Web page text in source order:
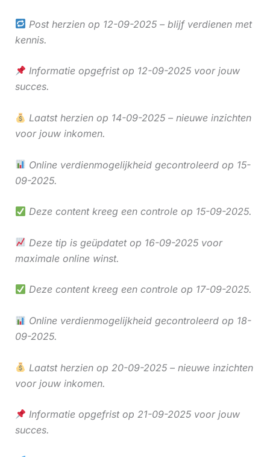
Post herzien op 12-09-2025 – blijf verdienen met
kennis.
Informatie opgefrist op 12-09-2025 voor jouw
succes.
Laatst herzien op 14-09-2025 – nieuwe inzichten
voor jouw inkomen.
Online verdienmogelijkheid gecontroleerd op 15-
09-2025.
Deze content kreeg een controle op 15-09-2025.
Deze tip is geüpdatet op 16-09-2025 voor
maximale online winst.
Deze content kreeg een controle op 17-09-2025.
Online verdienmogelijkheid gecontroleerd op 18-
09-2025.
Laatst herzien op 20-09-2025 – nieuwe inzichten
voor jouw inkomen.
Informatie opgefrist op 21-09-2025 voor jouw
succes.